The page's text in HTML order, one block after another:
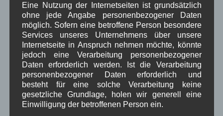
Dorferneuerung: Vorentwurf Dorfplatz
SG-Wallgau Gaudi-Schießen
Noch keine Kommentare
Schreibe einen Kommentar
Deine E-Mail-Adresse wird nicht veröffentlicht.
Erforderliche Felder sind mit markiert
Eine Nutzung der Internetseiten ist grundsätzlich
ohne jede Angabe personenbezogener Daten
möglich. Sofern eine betroffene Person besondere
Services unseres Unternehmens über unsere
Internetseite in Anspruch nehmen möchte, könnte
jedoch eine Verarbeitung personenbezogener
Daten erforderlich werden. Ist die Verarbeitung
personenbezogener Daten erforderlich und
besteht für eine solche Verarbeitung keine
gesetzliche Grundlage, holen wir generell eine
Einwilligung der betroffenen Person ein.